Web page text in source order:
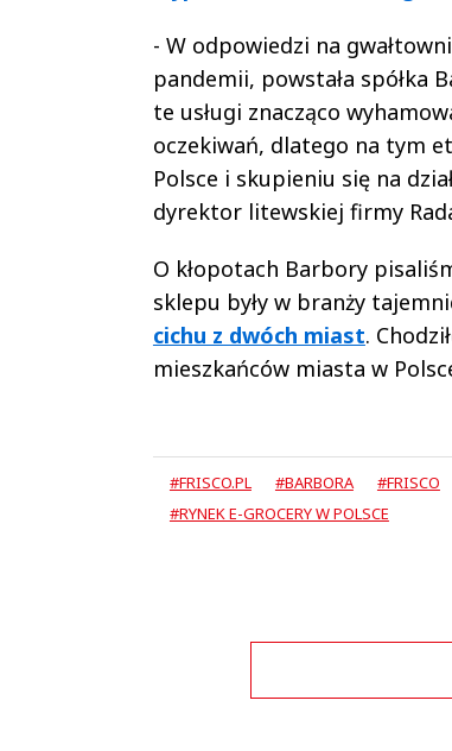
- W odpowiedzi na
pandemii, powstała spółka
te usługi znacząco
oczekiwań, dlatego na tym
Polsce i skupieniu się na
dyrektor litewskiej firmy
O kłopotach Barbory
sklepu były w branży
cichu z dwóch miast.
mieszkańców miasta w
#FRISCO.PL #BARBORA #FRISCO
#RYNEK E-GROCERY W POLSCE